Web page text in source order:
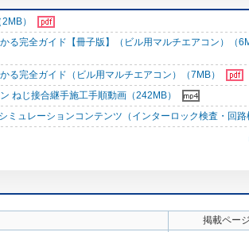
）
る完全ガイド【冊子版】（ビル用マルチエアコン）（
る完全ガイド（ビル用マルチエアコン）（7MB）
ねじ接合継手施工手順動画（242MB）
ュレーションコンテンツ（インターロック検査・回路
掲載ページ